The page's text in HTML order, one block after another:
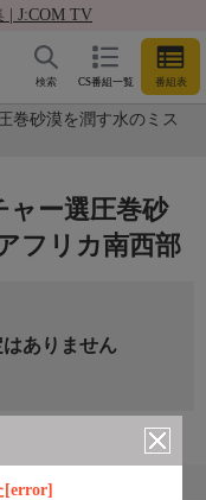
| J:COM TV
CS番組一覧 番組表
検索
巻砂漠を潤す水のミス
[error]
ー選圧巻砂
フリカ南西部
ありません